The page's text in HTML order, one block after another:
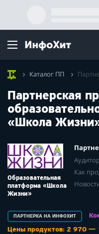
Каталог ПП
Партнерская
«Школа
Образовательная
платформа «Школа
Жизни»
Как
ПАРТНЕРКА НА ИНФОХИТ
Цены продуктов: 2 970 —